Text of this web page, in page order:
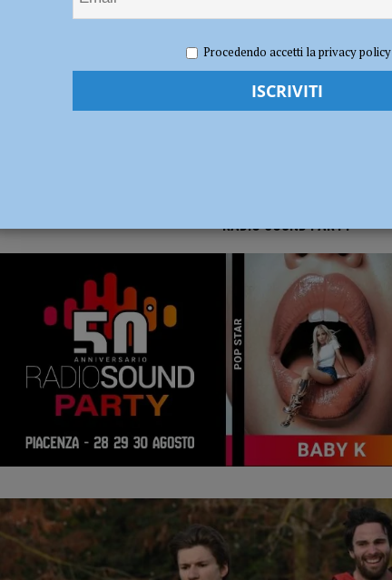
Tagliaferri (FdI): “Verificare subito la situazione nella provincia di Piacenza”
RADIO SOUND PARTY
Procedendo accetti la privacy policy